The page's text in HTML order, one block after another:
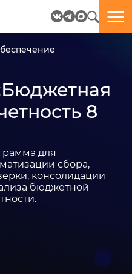
8
для
сбора,
консолидации
бюджетной